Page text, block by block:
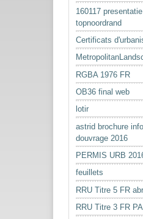
160117
topnoordrand
Certificats
RGBA 1976 FR
OB36 final web
lotir
astrid brochure
douvrage 2016
PERMIS URB
feuillets
RRU Titre 5 FR
RRU Titre 3 FR PA